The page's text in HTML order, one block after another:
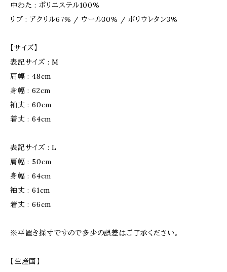
中わた : ポリエステル100%
リブ : アクリル67% / ウール30% / ポリウレタン3%
【サイズ】
表記サイズ : M
肩幅 : 48cm
身幅 : 62cm
袖丈 : 60cm
着丈 : 64cm
表記サイズ : L
肩幅 : 50cm
身幅 : 64cm
袖丈 : 61cm
着丈 : 66cm
※平置き採寸ですので多少の誤差はご了承ください。
【生産国】